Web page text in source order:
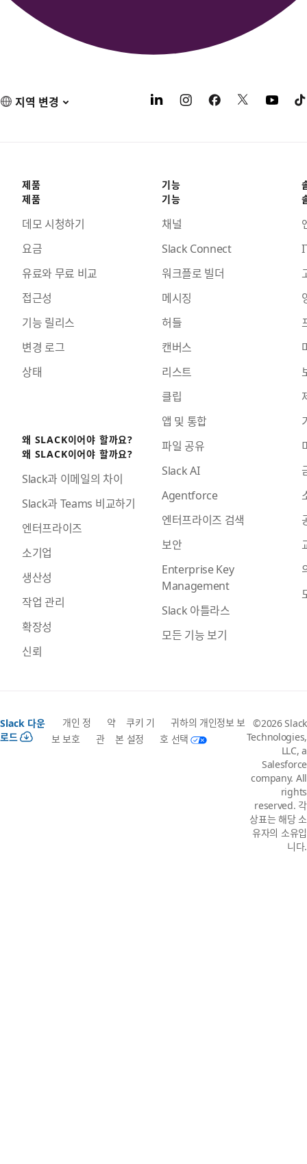
지역 변경
제품
제품
데모 시청하기
요금
유료와 무료 비교
접근성
기능 릴리스
변경 로그
상태
왜 SLACK이어야 할까요?
왜 SLACK이어야 할까요?
Slack과 이메일의 차이
Slack과 Teams 비교하기
엔터프라이즈
소기업
생산성
작업 관리
확장성
신뢰
기능
기능
채널
Slack Connect
워크플로 빌더
메시징
허들
캔버스
리스트
클립
앱 및 통합
파일 공유
Slack AI
Agentforce
엔터프라이즈 검색
보안
Enterprise Key
Management
Slack 아틀라스
모든 기능 보기
Slack 다운
로드
개인 정
보 보호
약
관
쿠키 기
본 설정
귀하의 개인정보 보
호 선택
©2026 Slack
Technologies,
LLC, a
Salesforce
company. All
rights
reserved. 각
상표는 해당 소
유자의 소유입
니다.